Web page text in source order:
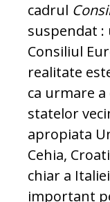
cadrul
suspendat
Consiliul
realitate
ca urmare
statelor
apropiata
Cehia,
chiar a
important